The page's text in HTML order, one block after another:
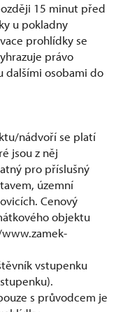
15 minut před
u pokladny
prohlídky se
právo
dalšími osobami do
nádvoří se platí
jsou z něj
pro příslušný
územní
Cenový
objektu
vstupenku
s průvodcem je